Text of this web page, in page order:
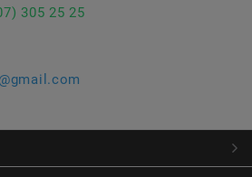
305 25 25